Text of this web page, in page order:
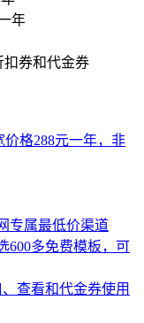
年
扣券和代金券
格288元一年，非
专属最低价渠道
600多免费模板，可
查看和代金券使用